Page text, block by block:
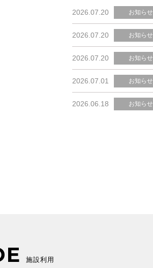
2026.07.20 お知らせ
2026.07.20 お知らせ
2026.07.20 お知らせ
2026.07.01 お知らせ
2026.06.18 お知らせ
施設利用